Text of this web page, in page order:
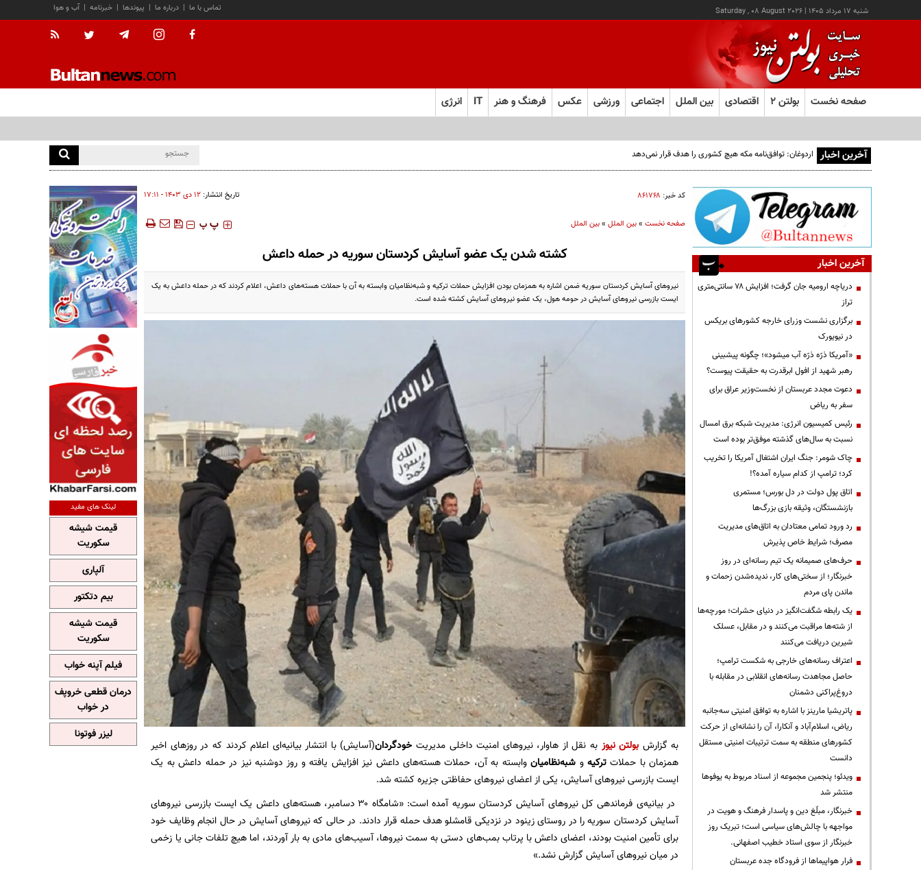
شنبه ۱۷ مرداد ۱۴۰۵ |
Saturday , 08 August 2026 آب و هوا | خبرنامه | پیوندها | درباره ما | تماس با ما
صفحه نخست بولتن ۲ اقتصادی بین الملل اجتماعی ورزشی عکس فرهنگ و هنر IT انرژی
آخرین اخبار اردوغان: توافق‌نامه مکه هیچ کشوری را هدف قرار نمی‌دهد
کد خبر: ۸۶۱۷۶۸ تاریخ انتشار: ۱۲ دی ۱۴۰۳ - ۱۷:۱۱
صفحه نخست»بین الملل»بین الملل ‍‍‍ پ پ
کشته شدن یک عضو آسایش کردستان سوریه در حمله داعش
نیروهای آسایش کردستان سوریه ضمن اشاره به همزمان بودن افزایش حملات ترکیه و شبه‌نظامیان وابسته به آن با حملات هسته‌های داعش، اعلام کردند که در حمله داعش به یک
ایست بازرسی نیروهای آسایش در حومه هول، یک عضو نیروهای آسایش کشته شده است.
به گزارش بولتن نیوز به نقل از هاوار، نیروهای امنیت داخلی مدیریتخودگردان(آسایش) با انتشار بیانیه‌ای اعلام کردند که در روزهای اخیر
همزمان با حملات ترکیهو شبه‌نظامیانوابسته به آن، حملات هسته‌های داعش نیز افزایش یافته و روز دوشنبه نیز در حمله داعش به یک
ایست بازرسی نیروهای آسایش، یکی از اعضای نیروهای حفاظتی جزیره کشته شد.
در بیانیه‌ی فرماندهی کل نیروهای آسایش کردستان سوریه آمده است: «شامگاه ۳۰ دسامبر، هسته‌های داعش یک ایست بازرسی نیروهای
آسایش کردستان سوریه را در روستای زینود در نزدیکی قامشلو هدف حمله قرار دادند. در حالی که نیروهای آسایش در حال انجام وظایف خود
برای تأمین امنیت بودند، اعضای داعش با پرتاب بمب‌های دستی به سمت نیروها، آسیب‌های مادی به بار آوردند، اما هیچ تلفات جانی یا زخمی
در میان نیروهای آسایش گزارش نشد.»
آخرین اخبار
دریاچه ارومیه جان گرفت؛ افزایش ۷۸ سانتی‌متری
تراز
برگزاری نشست وزرای خارجه کشورهای بریکس
در نیویورک
«آمریکا ذرّه ذرّه آب میشود»؛ چگونه پیشبینی
رهبر شهید از افول ابرقدرت به حقیقت پیوست؟
دعوت مجدد عربستان از نخست‌وزیر عراق برای
سفر به ریاض
رئیس کمیسیون انرژی: مدیریت شبکه برق امسال
نسبت به سال‌های گذشته موفق‌تر بوده است
چاک شومر: جنگ ایران اشتغال آمریکا را تخریب
کرد؛ ترامپ از کدام سیاره آمده؟!
اتاق پول دولت در دل بورس؛ مستمری
بازنشستگان، وثیقه بازی بزرگ‌ها
رد ورود تمامی معتادان به اتاق‌های مدیریت
مصرف؛ شرایط خاص پذیرش
حرف‌های صمیمانه یک تیم رسانه‌ای در روز
خبرنگار؛ از سختی‌های کار، ندیده‌شدن زحمات و
ماندن پای مردم
یک رابطه شگفت‌انگیز در دنیای حشرات؛ مورچه‌ها
از شته‌ها مراقبت می‌کنند و در مقابل، عسلک
شیرین دریافت می‌کنند
اعتراف رسانه‌های خارجی به شکست ترامپ؛
حاصل مجاهدت رسانه‌های انقلابی در مقابله با
دروغ‌پراکنی دشمنان
پاتریشیا مارینز با اشاره به توافق امنیتی سه‌جانبه
ریاض، اسلام‌آباد و آنکارا، آن را نشانه‌ای از حرکت
کشورهای منطقه به سمت ترتیبات امنیتی مستقل
دانست
ویدئو؛ پنجمین مجموعه از اسناد مربوط به یوفوها
منتشر شد
خبرنگار، مبلّغ دین و پاسدار فرهنگ و هویت در
مواجهه با چالش‌های سیاسی است؛ تبریک روز
خبرنگار از سوی استاد خطیب اصفهانی.
فرار هواپیماها از فرودگاه جده عربستان
لینک های مفید
قیمت شیشه
سکوریت
آلپاری
بیم دتکتور
قیمت شیشه
سکوریت
فیلم آپنه خواب
درمان قطعی خروپف
در خواب
لیزر فوتونا